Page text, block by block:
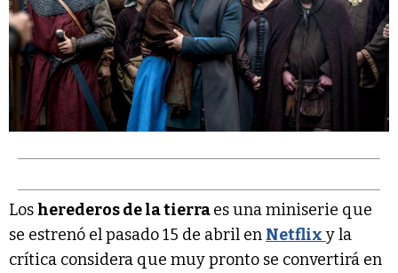
Los herederos de la tierraes una miniserie que
se estrenó el pasado 15 de abril en Netflix y la
crítica considera que muy pronto se convertirá en